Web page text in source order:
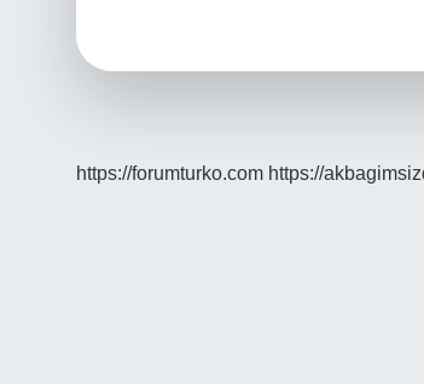
https://forumturko.com https://